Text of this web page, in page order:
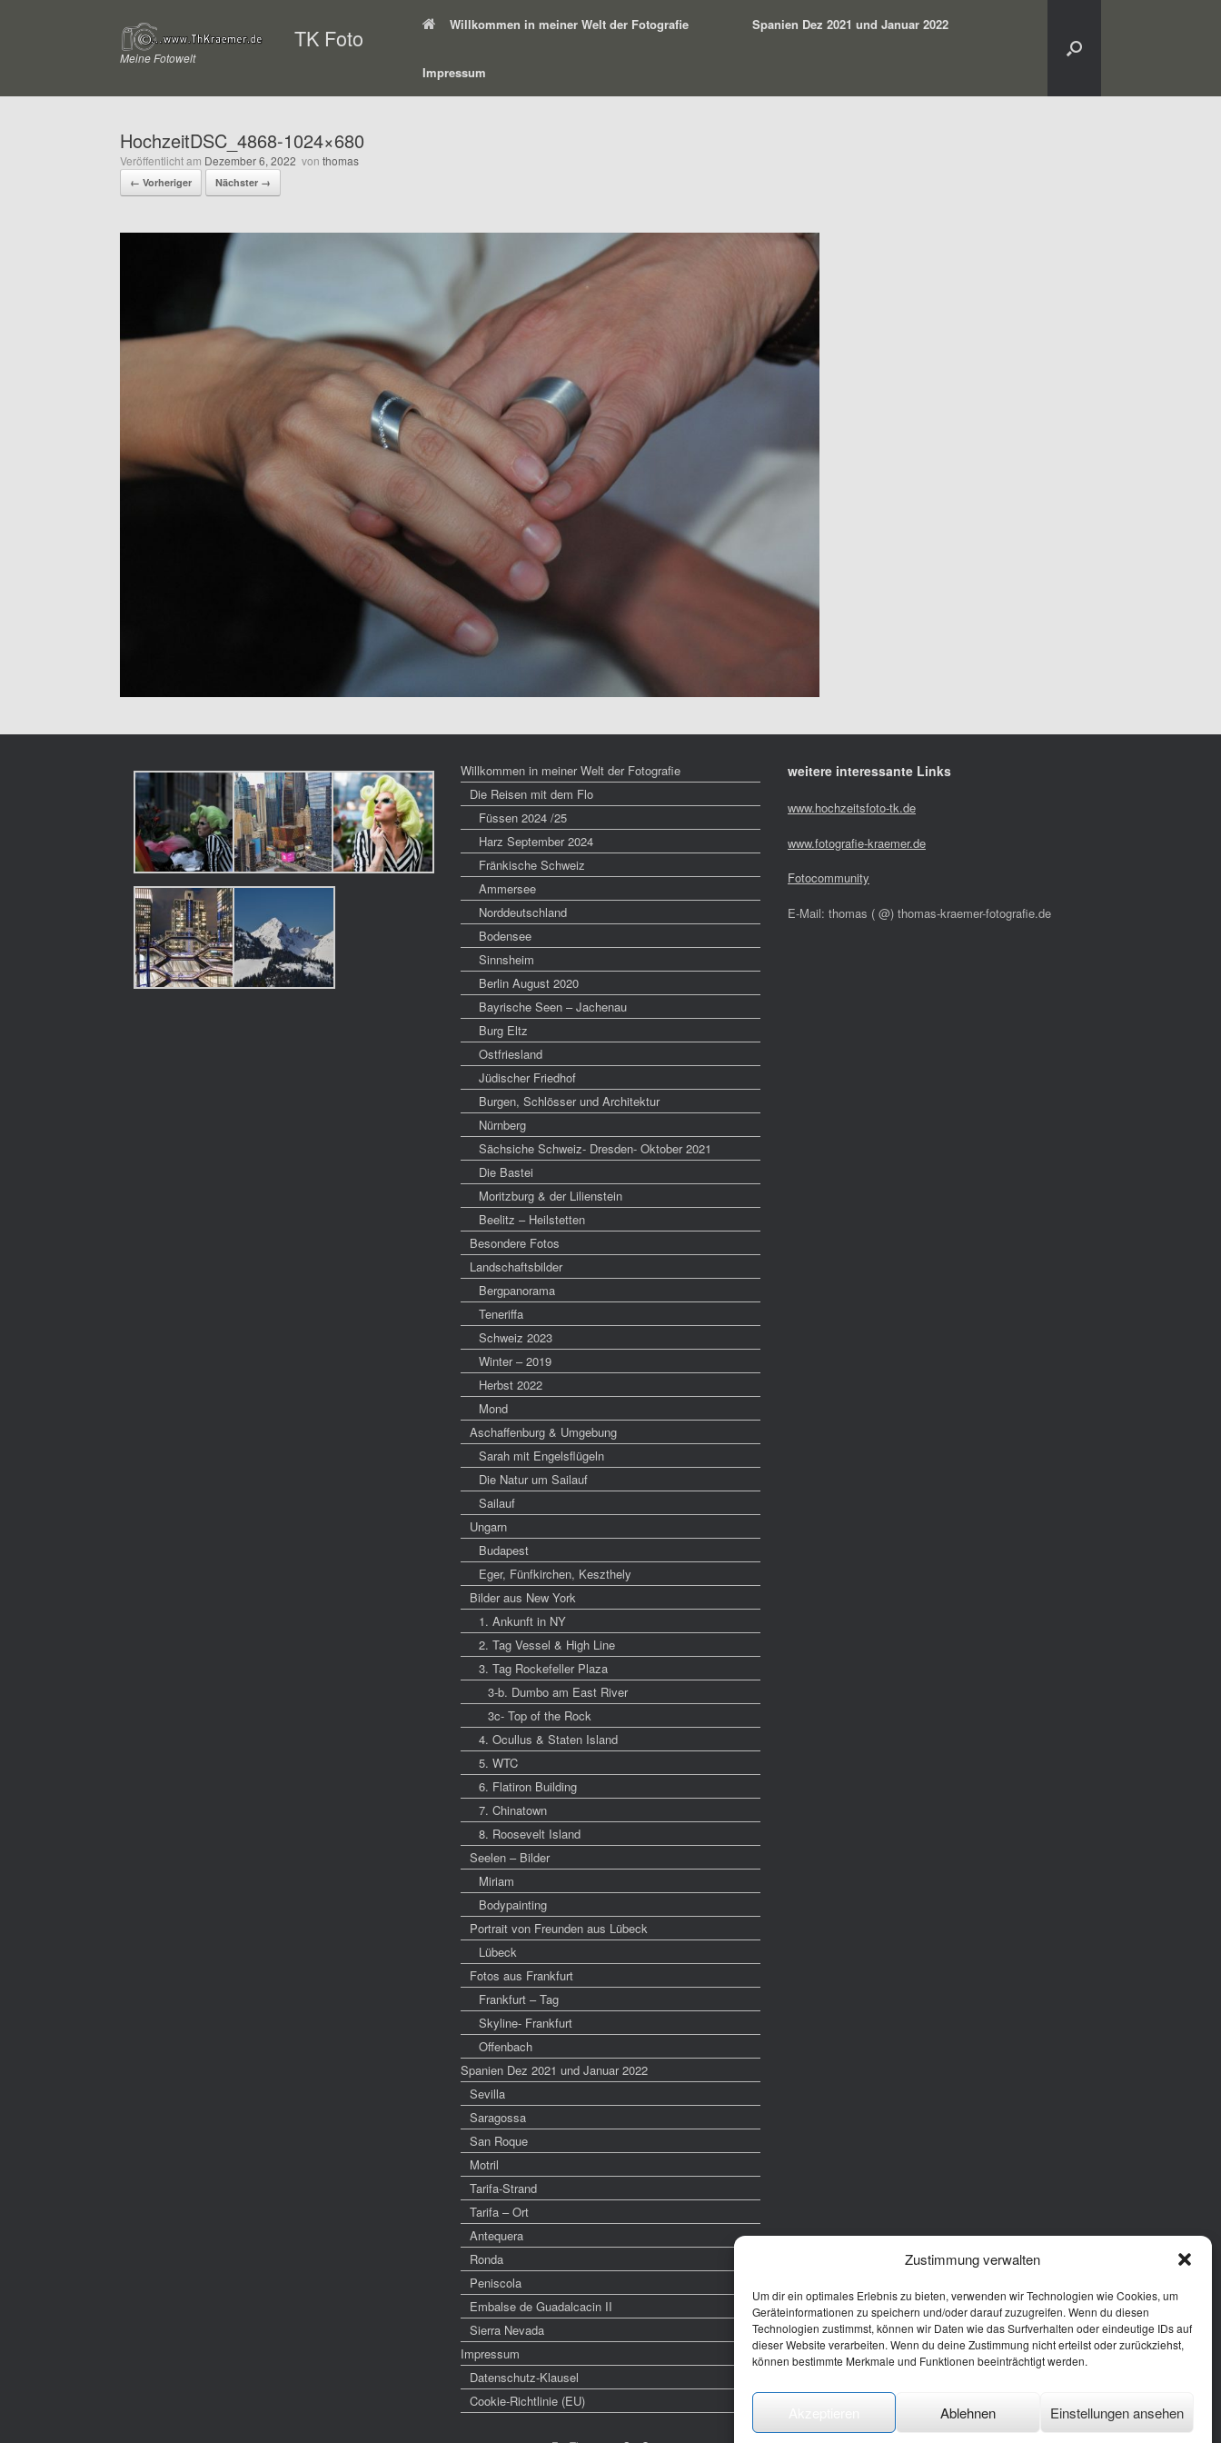
Zustimmung verwalten
Um dir ein optimales Erlebnis zu bieten, verwenden wir Technologien wie Cookies, um
Geräteinformationen zu speichern und/oder darauf zuzugreifen. Wenn du diesen
Technologien zustimmst, können wir Daten wie das Surfverhalten oder eindeutige IDs auf
dieser Website verarbeiten. Wenn du deine Zustimmung nicht erteilst oder zurückziehst,
können bestimmte Merkmale und Funktionen beeinträchtigt werden.
Ablehnen Einstellungen ansehen
TK Foto
Meine Fotowelt
Willkommen in meiner Welt der Fotografie Spanien Dez 2021 und Januar 2022
Impressum
HochzeitDSC_4868-1024×680
Veröffentlicht am Dezember 6, 2022 von thomas
← Vorheriger Nächster →
Willkommen in meiner Welt der Fotografie
Die Reisen mit dem Flo
Füssen 2024 /25
Harz September 2024
Fränkische Schweiz
Ammersee
Norddeutschland
Bodensee
Sinnsheim
Berlin August 2020
Bayrische Seen – Jachenau
Burg Eltz
Ostfriesland
Jüdischer Friedhof
Burgen, Schlösser und Architektur
Nürnberg
Sächsiche Schweiz- Dresden- Oktober 2021
Die Bastei
Moritzburg & der Lilienstein
Beelitz – Heilstetten
Besondere Fotos
Landschaftsbilder
Bergpanorama
Teneriffa
Schweiz 2023
Winter – 2019
Herbst 2022
Mond
Aschaffenburg & Umgebung
Sarah mit Engelsflügeln
Die Natur um Sailauf
Sailauf
Ungarn
Budapest
Eger, Fünfkirchen, Keszthely
Bilder aus New York
1. Ankunft in NY
2. Tag Vessel & High Line
3. Tag Rockefeller Plaza
3-b. Dumbo am East River
3c- Top of the Rock
4. Ocullus & Staten Island
5. WTC
6. Flatiron Building
7. Chinatown
8. Roosevelt Island
Seelen – Bilder
Miriam
Bodypainting
Portrait von Freunden aus Lübeck
Lübeck
Fotos aus Frankfurt
Frankfurt – Tag
Skyline- Frankfurt
Offenbach
Spanien Dez 2021 und Januar 2022
Sevilla
Saragossa
San Roque
Motril
Tarifa-Strand
Tarifa – Ort
Antequera
Ronda
Peniscola
Embalse de Guadalcacin II
Sierra Nevada
Impressum
Datenschutz-Klausel
Cookie-Richtlinie (EU)
weitere interessante Links
www.hochzeitsfoto-tk.de
www.fotografie-kraemer.de
Fotocommunity
E-Mail: thomas ( @) thomas-kraemer-fotografie.de